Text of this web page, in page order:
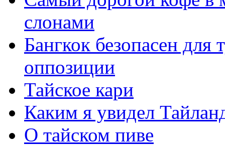
слонами
Бангкок безопасен для
оппозиции
Тайское кари
Каким я увидел
О тайском пиве